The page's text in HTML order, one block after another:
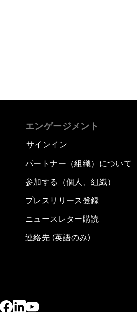
エンゲージメント
サインイン
パートナー（組織）について
参加する（個人、組織）
プレスリリース登録
ニュースレター購読
連絡先 (英語のみ)